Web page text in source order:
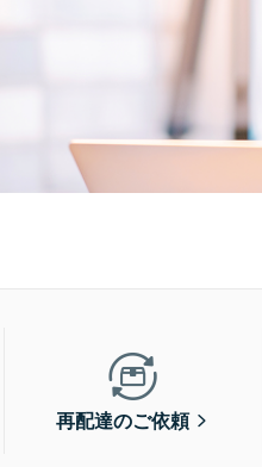
再配達のご依頼